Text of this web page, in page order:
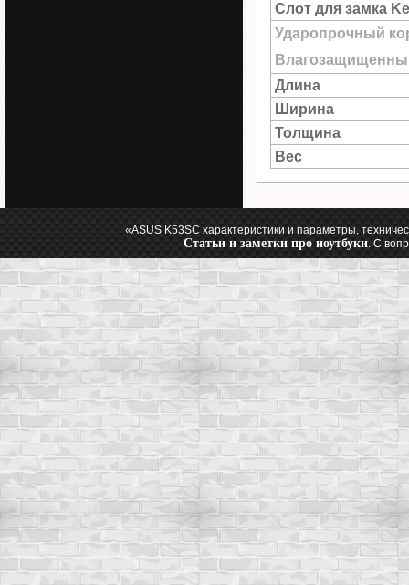
Слот для замка
Ударопрочный
Длина
Ширина
Толщина
Вес
«ASUS K53SC характеристики и параметры,
Статьи и заметки про ноутбуки. С